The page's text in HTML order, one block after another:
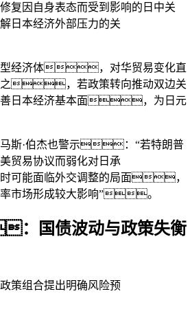
因自身表态而受到影响的日中关
本经济外部压力的关
型经济体，对华贸易变化直
之，若政策转向推动双边关
日本经济基本面，为日元
马斯·伯杰也警示：“若特朗普
贸易协议而弱化对日承
能面临外交调整的局面，
率市场形成较大影响”。
国债波动与政策失衡
策组合提出明确风险预